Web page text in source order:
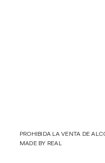
PROHIBIDA LA VENTA DE
MADE BY REAL